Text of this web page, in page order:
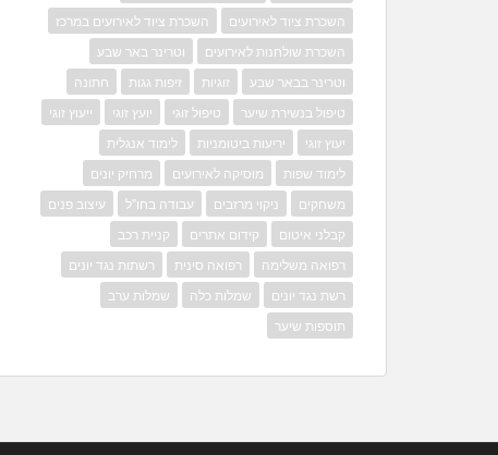
השכרת ציוד לאירועים
השכרת ציוד לאירועים במרכז
השכרת שולחנות לאירועים
וטרינר באר שבע
וטרינר בבאר שבע
זוגיות זיפות גגות
חתונה
טיפול בנשירת שיער
טיפול זוגי יועץ זוגי
ייעוץ זוגי
יעוץ זוגי
יריעות ביטומניות
לימוד אנגלית
לימוד שפות
מוסיקה לאירועים
מרחיק יונים
משחקים
ניקוי מרזבים עבודה בחו"ל
עיצוב פנים
קבלני איטום
קידום אתרים
קניית רכב
רפואה משלימה
רפואה סינית
רשתות נגד יונים
רשת נגד יונים
שמלות כלה
שמלות ערב
תוספות שיער